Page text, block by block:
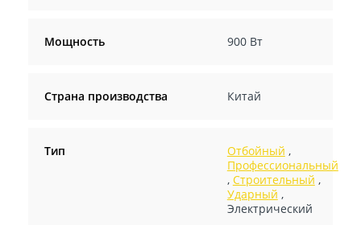
Мощность 900 Вт
Страна производства Китай
Тип Отбойный ,
Профессиональный
, Строительный ,
Ударный ,
Электрический